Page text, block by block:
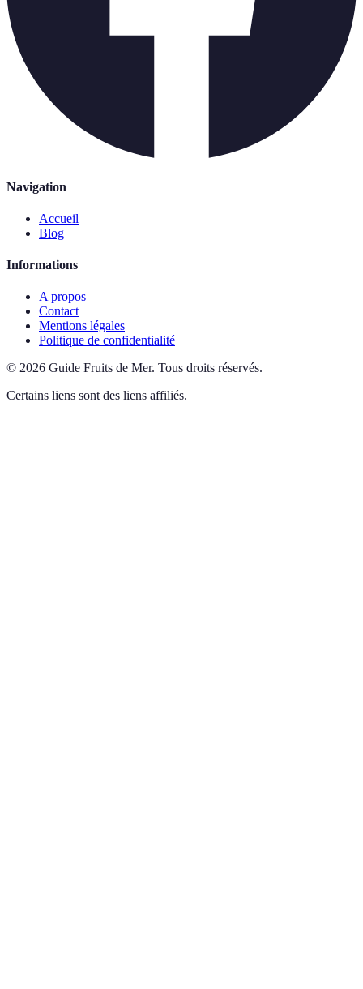
Navigation
Accueil
Blog
Informations
A propos
Contact
Mentions légales
Politique de confidentialité
© 2026 Guide Fruits de Mer. Tous droits réservés.
Certains liens sont des liens affiliés.